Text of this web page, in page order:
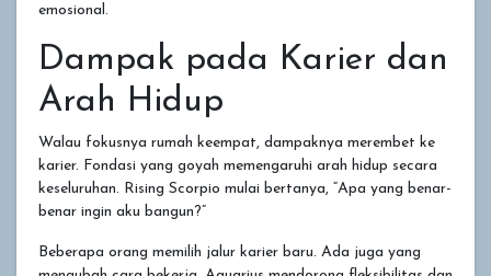
emosional.
Dampak pada Karier dan
Arah Hidup
Walau fokusnya rumah keempat, dampaknya merembet ke
karier. Fondasi yang goyah memengaruhi arah hidup secara
keseluruhan. Rising Scorpio mulai bertanya, “Apa yang benar-
benar ingin aku bangun?”
Beberapa orang memilih jalur karier baru. Ada juga yang